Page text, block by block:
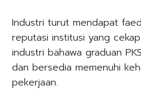
Industri turut mendapat
reputasi institusi yang
industri bahawa graduan
dan bersedia memenuhi
pekerjaan.